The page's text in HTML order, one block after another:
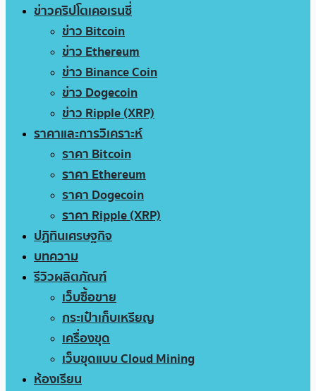
ข่าวคริปโตเคอเรนซี่
ข่าว Bitcoin
ข่าว Ethereum
ข่าว Binance Coin
ข่าว Dogecoin
ข่าว Ripple (XRP)
ราคาและการวิเคราะห์
ราคา Bitcoin
ราคา Ethereum
ราคา Dogecoin
ราคา Ripple (XRP)
ปฏิทินเศรษฐกิจ
บทความ
รีวิวผลิตภัณฑ์
เว็บซื้อขาย
กระเป๋าเก็บเหรียญ
เครื่องขุด
เว็บขุดแบบ Cloud Mining
ห้องเรียน